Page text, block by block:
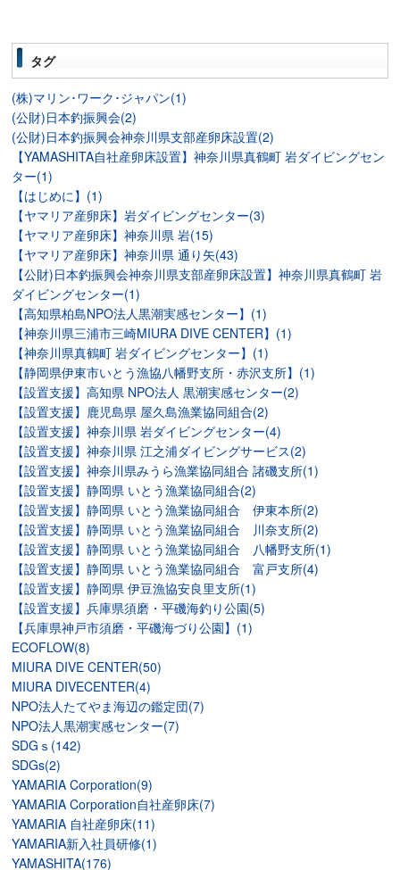
タグ
(株)マリン･ワーク･ジャパン(1)
(公財)日本釣振興会(2)
(公財)日本釣振興会神奈川県支部産卵床設置(2)
【YAMASHITA自社産卵床設置】神奈川県真鶴町 岩ダイビングセン
ター(1)
【はじめに】(1)
【ヤマリア産卵床】岩ダイビングセンター(3)
【ヤマリア産卵床】神奈川県 岩(15)
【ヤマリア産卵床】神奈川県 通り矢(43)
【公財)日本釣振興会神奈川県支部産卵床設置】神奈川県真鶴町 岩
ダイビングセンター(1)
【高知県柏島NPO法人黒潮実感センター】(1)
【神奈川県三浦市三崎MIURA DIVE CENTER】(1)
【神奈川県真鶴町 岩ダイビングセンター】(1)
【静岡県伊東市いとう漁協八幡野支所・赤沢支所】(1)
【設置支援】高知県 NPO法人 黒潮実感センター(2)
【設置支援】鹿児島県 屋久島漁業協同組合(2)
【設置支援】神奈川県 岩ダイビングセンター(4)
【設置支援】神奈川県 江之浦ダイビングサービス(2)
【設置支援】神奈川県みうら漁業協同組合 諸磯支所(1)
【設置支援】静岡県 いとう漁業協同組合(2)
【設置支援】静岡県 いとう漁業協同組合 伊東本所(2)
【設置支援】静岡県 いとう漁業協同組合 川奈支所(2)
【設置支援】静岡県 いとう漁業協同組合 八幡野支所(1)
【設置支援】静岡県 いとう漁業協同組合 富戸支所(4)
【設置支援】静岡県 伊豆漁協安良里支所(1)
【設置支援】兵庫県須磨・平磯海釣り公園(5)
【兵庫県神戸市須磨・平磯海づり公園】(1)
ECOFLOW(8)
MIURA DIVE CENTER(50)
MIURA DIVECENTER(4)
NPO法人たてやま海辺の鑑定団(7)
NPO法人黒潮実感センター(7)
SDGｓ(142)
SDGs(2)
YAMARIA Corporation(9)
YAMARIA Corporation自社産卵床(7)
YAMARIA 自社産卵床(11)
YAMARIA新入社員研修(1)
YAMASHITA(176)